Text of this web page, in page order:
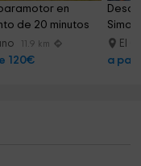
en
de 20 minutos
11.9 km
120€
Sima
El
a